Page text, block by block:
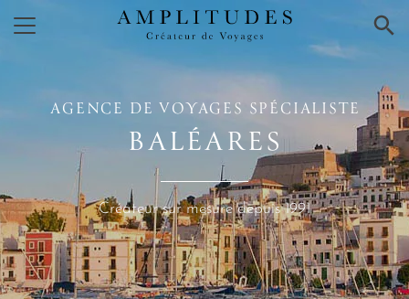
×
AGENCE DE VOYAGES SPÉCIALISTE
BALÉARES
Créateur sur mesure depuis 1991